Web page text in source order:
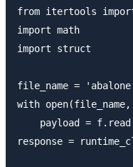
from itertools
import math
import struct
file_name =
with
payload =
response =